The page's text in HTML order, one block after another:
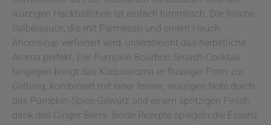
würzigen Hackbällchen ist einfach himmlisch. Die frische
Salbeisauce, die mit Parmesan und einem Hauch
Ahornsirup verfeinert wird, unterstreicht das herbstliche
Aroma perfekt. Der Pumpkin Bourbon Smash-Cocktail
hingegen bringt das Kürbisaroma in flüssiger Form zur
Geltung, kombiniert mit einer feinen, würzigen Note durch
das Pumpkin-Spice-Gewürz und einem spritzigen Finish
dank des Ginger Beers. Beide Rezepte spiegeln die Essenz